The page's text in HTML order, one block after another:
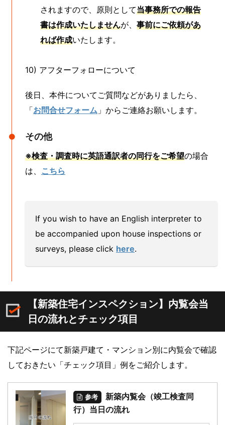
されますので、原則として当事務所での報告
書は作成いたしませんが、 事前にご依頼があ
れば作成いたします。
10) アフターフォローについて
後日、本件についてご質問などがありましたら、
「お問合せフォーム 」からご連絡お願いします。
その他
※検査・調査時に英語通訳者の同行をご希望の場合
は、 こちら
If you wish to have an English interpreter to
be accompanied upon house inspections or
surveys, please click here.
【新築住宅インスペクション】内覧会当
日の流れとチェック項目
下記ページにて新築戸建て・マンション別に内覧会で確認
しておきたい「チェック項目」例をご紹介します。
参考
新築内覧会（竣工検査同
行）当日の流れ